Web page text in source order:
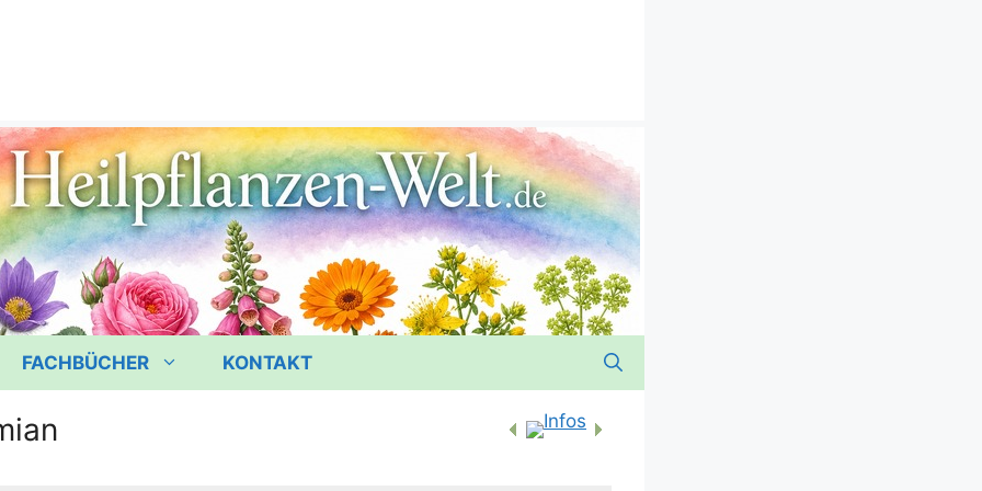
FACHBÜCHER KONTAKT